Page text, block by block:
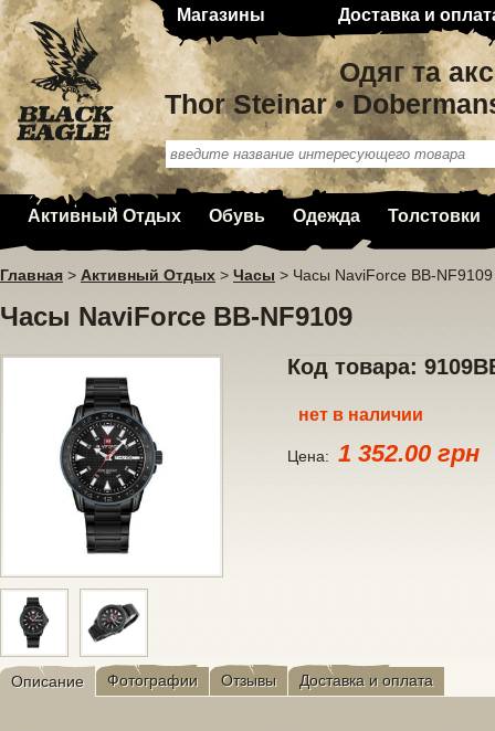
Магазины Доставка и
Одяг та
Thor Steinar •
Активный Отдых Обувь Одежда Толстовки
Главная > Активный Отдых > Часы > Часы NaviForce BB-NF9109
Часы NaviForce BB-NF9109
Код товара:
нет в наличии
Цена: 1 352.00 грн
Описание Фотографии Отзывы Доставка и оплата